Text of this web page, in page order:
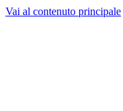
Vai al contenuto principale